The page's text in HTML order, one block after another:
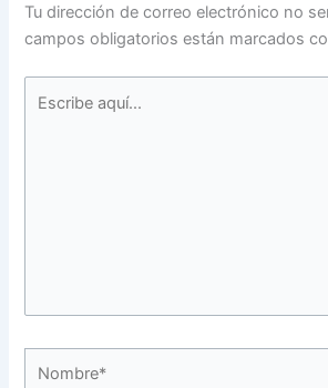
Tu dirección de correo electrónico no
campos obligatorios están marcados
aquí...